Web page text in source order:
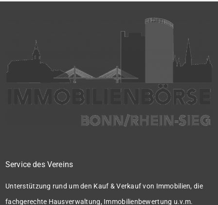
Service des Vereins
Unterstützung rund um den Kauf & Verkauf von Immobilien, die
fachgerechte Hausverwaltung, Immobilienbewertung u.v.m.